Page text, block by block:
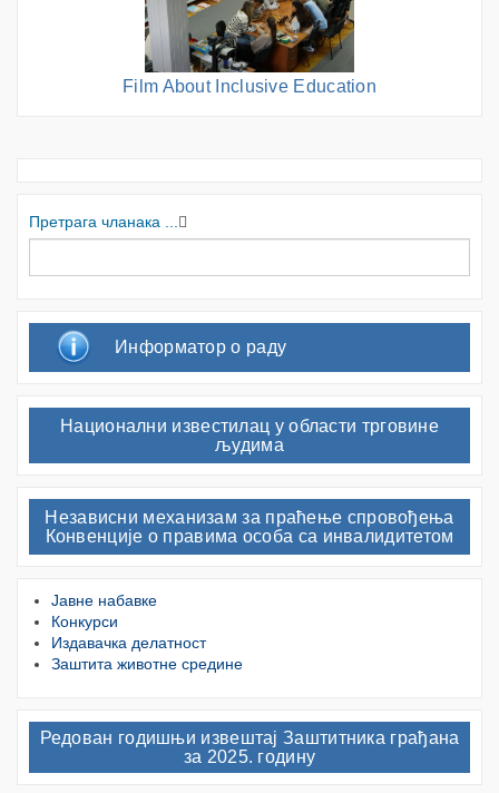
Film About Inclusive Education
Претрага чланака ...
Информатор о раду
Национални известилац у области трговине
људима
Независни механизам за праћење спровођења
Конвенције о правима особа са инвалидитетом
Јавне набавке
Конкурси
Издавачка делатност
Заштита животне средине
Редован годишњи извештај Заштитника грађана
за 2025. годину